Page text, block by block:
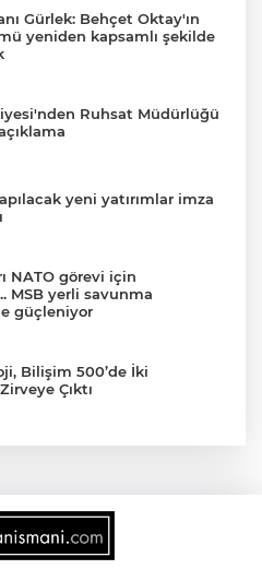
Gürlek: Behçet Oktay'ın
yeniden kapsamlı şekilde
Ruhsat Müdürlüğü
yeni yatırımlar imza
NATO görevi için
MSB yerli savunma
güçleniyor
Bilişim 500’de İki
Çıktı
ilgilendiriyor... Emekli
7 Ağustos'ta